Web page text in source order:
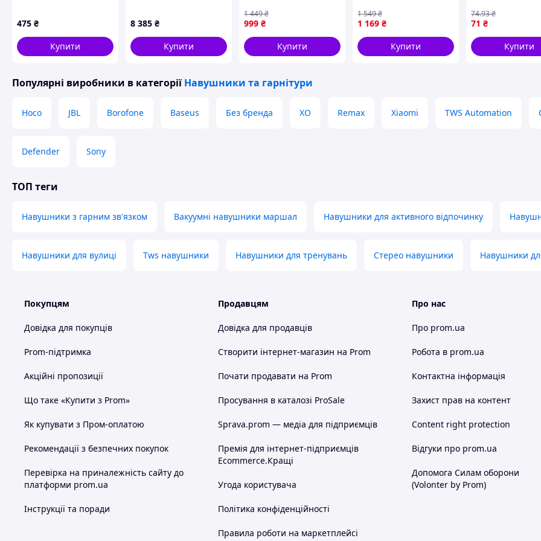
475 ₴
Купити
8 385 ₴
Купити
999 ₴
1 449₴
Купити
1 169 ₴
1 549₴
Купити
71 ₴
74.93₴
Купити
Популярні виробники в категорії Навушники та гарнітури
Hoco JBL Borofone Baseus Без бренда XO Remax Xiaomi TWS Automation
Defender Sony
ТОП теги
Навушники з гарним зв'язком Вакуумні навушники маршал Навушники для активного відпочинку
Навушники для вулиці Tws навушники Навушники для тренувань Стерео навушники Навушники
Покупцям
Довідка для покупців
Prom-підтримка
Акційні пропозиції
Що таке «Купити з Prom»
Як купувати з Пром-оплатою
Рекомендації з безпечних покупок
Перевірка на приналежність сайту до
платформи prom.ua
Інструкції та поради
Продавцям
Довідка для продавців
Створити інтернет-магазин на Prom
Почати продавати на Prom
Просування в каталозі ProSale
Sprava.prom — медіа для підприємців
Премія для інтернет-підприємців
Ecommerce.Кращі
Угода користувача
Політика конфіденційності
Правила роботи на маркетплейсі
Про нас
Про prom.ua
Робота в prom.ua
Контактна інформація
Захист прав на контент
Content right protection
Відгуки про prom.ua
Допомога Силам оборони
(Volonter by Prom)